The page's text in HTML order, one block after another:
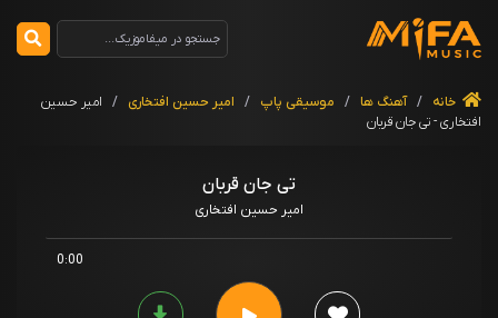
خانه / آهنگ ها / موسیقی پاپ / امیر حسین افتخاری /
امیر حسین
افتخاری - تی جان قربان
تی جان قربان
امیر حسین افتخاری
0:00